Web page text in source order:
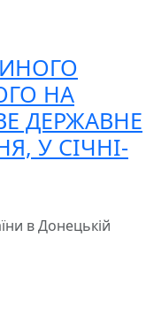
НА
ДЕРЖАВНЕ
У СІЧНІ-
в Донецькій